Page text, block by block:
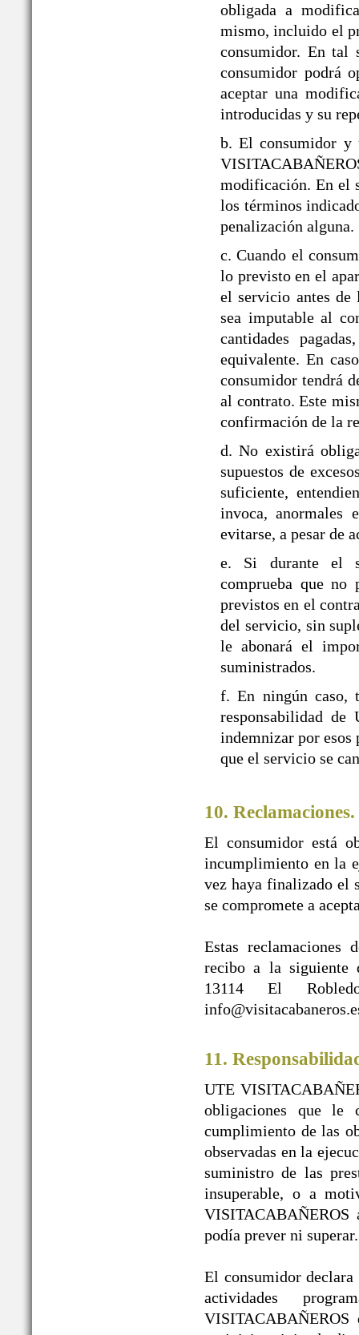
obligada a
mismo, incluido el
consumidor. En tal
consumidor podrá
aceptar una
introducidas y su
b. El consumidor y
modificación. En el
los términos
penalización alguna.
c. Cuando el
lo previsto en el
el servicio antes de
sea imputable al
cantidades
equivalente. En
consumidor tendrá
al contrato. Este
confirmación de la
d. No existirá
supuestos de
suficiente,
invoca, anormales
evitarse, a pesar de
e. Si durante el
comprueba que no
previstos en el
del servicio, sin
le abonará el
suministrados.
f. En ningún caso,
responsabilidad de
indemnizar por esos
que el servicio se
10. Reclamaciones.
El consumidor está
incumplimiento en la
vez haya finalizado el
se compromete a
Estas reclamaciones
recibo a la siguiente
13114 El
11.
UTE
obligaciones que le
cumplimiento de las
observadas en la
suministro de las
insuperable, o a
VISITACABAÑEROS
podía prever ni superar.
El consumidor
actividades
VISITACABAÑEROS